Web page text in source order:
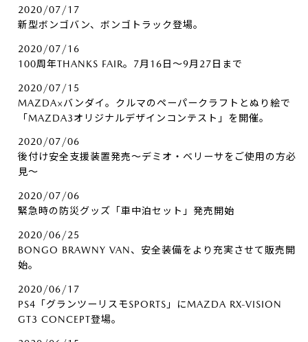
2020/07/17
新型ボンゴバン、ボンゴトラック登場。
2020/07/16
100周年THANKS FAIR。7月16日～9月27日まで
2020/07/15
MAZDA×バンダイ。クルマのペーパークラフトとぬり絵で
「MAZDA3オリジナルデザインコンテスト」を開催。
2020/07/06
後付け安全支援装置発売～デミオ・ベリーサをご使用の方必
見～
2020/07/06
緊急時の防災グッズ「車中泊セット」発売開始
2020/06/25
BONGO BRAWNY VAN、安全装備をより充実させて販売開
始。
2020/06/17
PS4「グランツーリスモSPORTS」にMAZDA RX-VISION
GT3 CONCEPT登場。